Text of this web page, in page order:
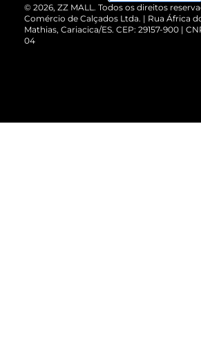
Cartão Presente
Vendas Corporativas
© 2026, ZZ MALL. Todos os direitos
Comércio de Calçados Ltda. | Rua África
Mathias, Cariacica/ES. CEP: 29157-900 |
04